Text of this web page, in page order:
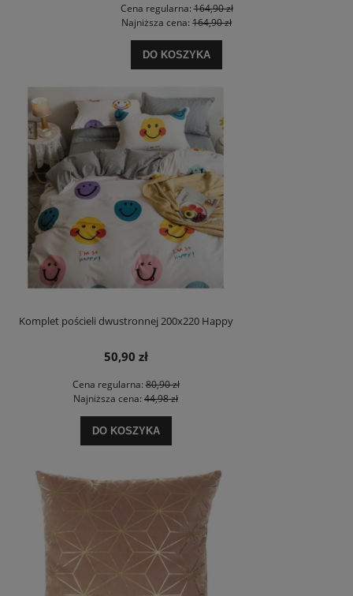
Cena regularna:164,90 zł
Najniższa cena: 164,90 zł
DO KOSZYKA
Komplet pościeli dwustronnej 200x220 Happy
50,90 zł
Cena regularna:80,90 zł
Najniższa cena: 44,98 zł
DO KOSZYKA